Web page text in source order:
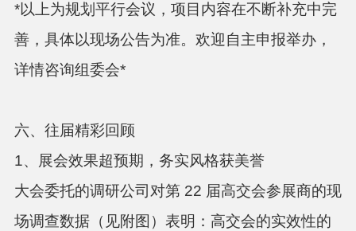
*以上为规划平行会议，项目内容在不断补充中完
善，具体以现场公告为准。欢迎自主申报举办，
详情咨询组委会*
六、往届精彩回顾
1、展会效果超预期，务实风格获美誉
大会委托的调研公司对第 22 届高交会参展商的现
场调查数据（见附图）表明：高交会的实效性的